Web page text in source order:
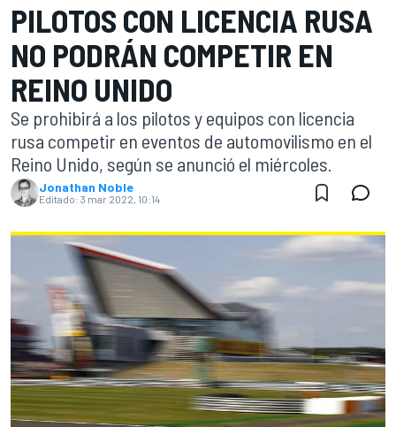
PILOTOS CON LICENCIA RUSA
NO PODRÁN COMPETIR EN
REINO UNIDO
Se prohibirá a los pilotos y equipos con licencia
rusa competir en eventos de automovilismo en el
Reino Unido, según se anunció el miércoles.
Jonathan Noble
Editado: 3 mar 2022, 10:14